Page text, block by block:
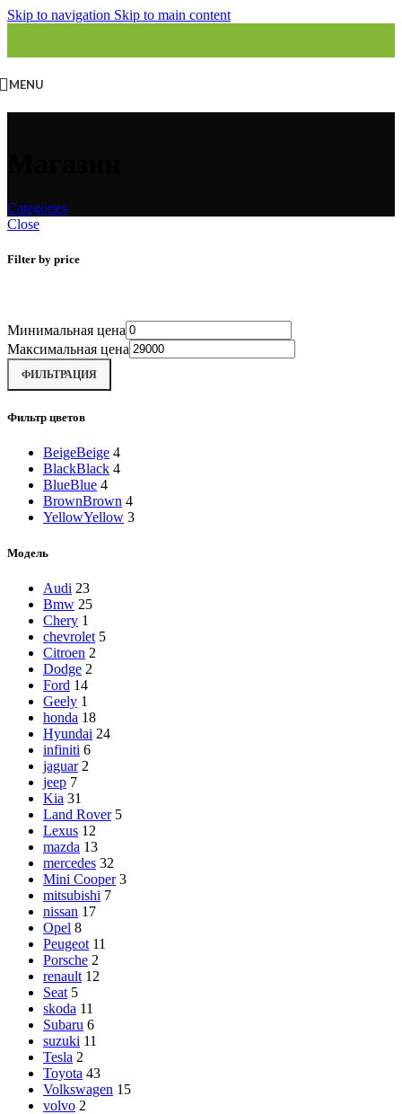
Skip to navigation Skip to main content
MENU
Categories
Close
Filter by price
Минимальная цена
Максимальная цена
ФИЛЬТРАЦИЯ
Фильтр цветов
BeigeBeige 4
BlackBlack 4
BlueBlue 4
BrownBrown 4
YellowYellow 3
Модель
Audi 23
Bmw 25
Chery 1
chevrolet 5
Citroen 2
Dodge 2
Ford 14
Geely 1
honda 18
Hyundai 24
infiniti 6
jaguar 2
jeep 7
Kia 31
Land Rover 5
Lexus 12
mazda 13
mercedes 32
Mini Cooper 3
mitsubishi 7
nissan 17
Opel 8
Peugeot 11
Porsche 2
renault 12
Seat 5
skoda 11
Subaru 6
suzuki 11
Tesla 2
Toyota 43
Volkswagen 15
volvo 2